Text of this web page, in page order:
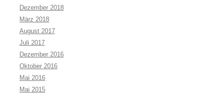
Dezember 2018
März 2018
August 2017
Juli 2017
Dezember 2016
Oktober 2016
Mai 2016
Mai 2015